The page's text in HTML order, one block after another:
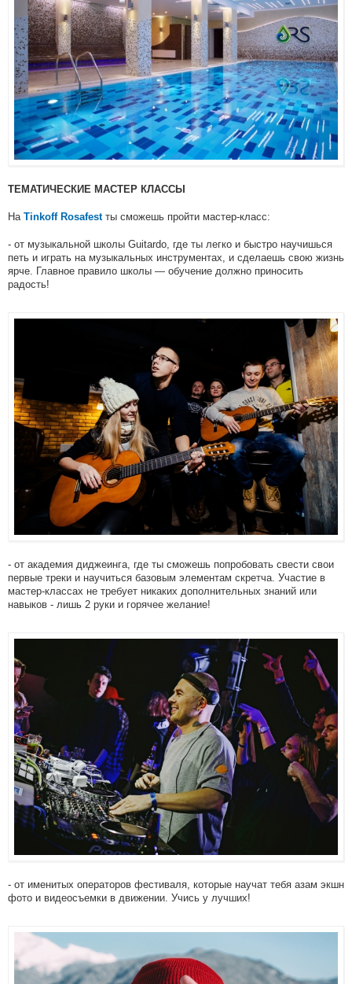
ТЕМАТИЧЕСКИЕ МАСТЕР КЛАССЫ
На Tinkoff Rosafestты сможешь пройти мастер-класс:
- от музыкальной школы Guitardo, где ты легко и быстро научишься
петь и играть на музыкальных инструментах, и сделаешь свою жизнь
ярче. Главное правило школы — обучение должно приносить
радость!
- от академия диджеинга, где ты сможешь попробовать свести свои
первые треки и научиться базовым элементам скретча. Участие в
мастер-классах не требует никаких дополнительных знаний или
навыков - лишь 2 руки и горячее желание!
- от именитых операторов фестиваля, которые научат тебя азам экшн
фото и видеосъемки в движении. Учись у лучших!